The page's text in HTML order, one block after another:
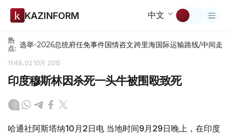
KAZINFORM 中文
热
点: 选举-2026总统府任免事件国情咨文跨里海国际运输路线/中间走廊
11:49, 02 10月 2015
印度穆斯林因杀死一头牛被围殴致死
哈通社阿斯塔纳10月2日电 当地时间9月29日晚上，在印度